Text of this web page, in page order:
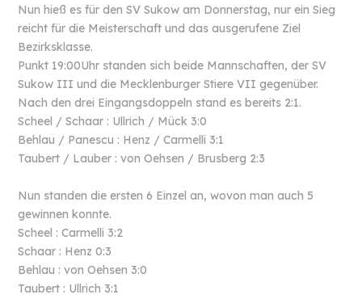
Nun hieß es für den SV Sukow am Donnerstag, nur ein Sieg
reicht für die Meisterschaft und das ausgerufene Ziel
Bezirksklasse.
Punkt 19:00Uhr standen sich beide Mannschaften, der SV
Sukow III und die Mecklenburger Stiere VII gegenüber.
Nach den drei Eingangsdoppeln stand es bereits 2:1.
Scheel / Schaar : Ullrich / Mück 3:0
Behlau / Panescu : Henz / Carmelli 3:1
Taubert / Lauber : von Oehsen / Brusberg 2:3
Nun standen die ersten 6 Einzel an, wovon man auch 5
gewinnen konnte.
Scheel : Carmelli 3:2
Schaar : Henz 0:3
Behlau : von Oehsen 3:0
Taubert : Ullrich 3:1